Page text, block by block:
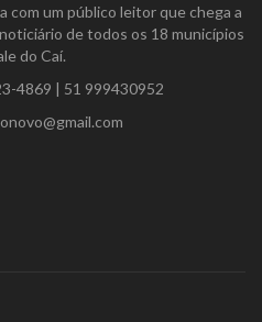
com um público leitor que chega a
de todos os 18 municípios
do Caí.
4869 | 51 999430952